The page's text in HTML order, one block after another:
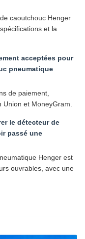
caoutchouc Henger
et la
acceptées pour
pneumatique
de paiement,
Union et MoneyGram.
le détecteur de
passé une
Henger est
ouvrables, avec une